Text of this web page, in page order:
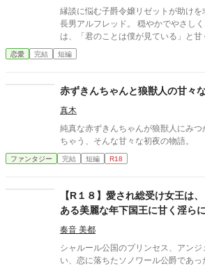
両片想いむずむずストーリー。 ※ヒロインは、むちっとした体型
（太っているわけではないが、本人
る）
縁談に悩む子爵令嬢リゼットが助け
長男アルフレッド。 穏やかでやさし
は、「君のことは僕が見ている」と
送り迎え、花や手紙、完璧なエスコ
ずが、気づけば周囲には「彼女はもう
実はかなり策略家。 やさしく逃げ道
ローに、恋愛に疎い令嬢がじわじわ
幸せな溺愛ラブストーリー。 ――「待つよ」と言いながら、外堀
はきっちり埋めて
恋愛 完結 短編
赤ずきんちゃんと狼獣人の甘々
真木
純真な赤ずきんちゃんが狼獣人にみ
ちゃう、そんな甘々な初夜の物語。
ファンタジー 完結 短編 R18
【R１８】愛され総受け女王は
ある美麗な年下国王に甘く淫ら
奏音 美都
シャルール公国のプリンセス、アン
い、恋に落ちたソノワール公爵であ